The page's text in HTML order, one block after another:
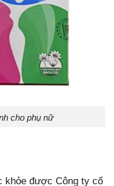
cho phụ nữ
khỏe được Công ty cổ